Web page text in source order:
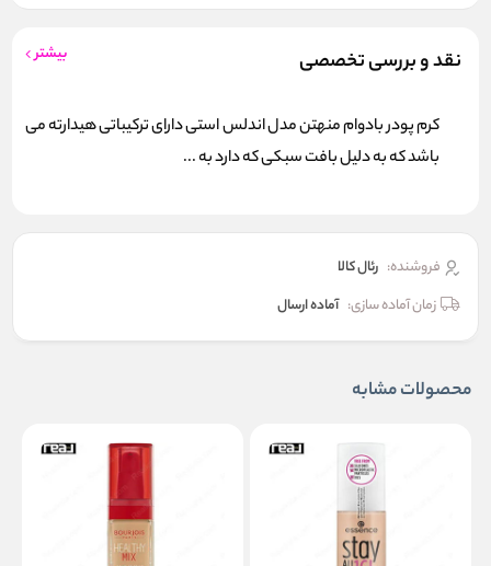
نقد و بررسی تخصصی بیشتر
کرم پودر بادوام منهتن مدل اندلس استی دارای ترکیباتی هیدارته می
باشد که به دلیل بافت سبکی که دارد به ...
فروشنده: رئال كالا
زمان آماده سازی: آماده ارسال
محصولات مشابه